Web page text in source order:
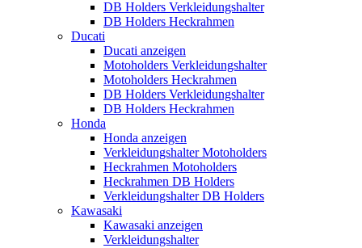
DB Holders Verkleidungshalter
DB Holders Heckrahmen
Ducati
Ducati anzeigen
Motoholders Verkleidungshalter
Motoholders Heckrahmen
DB Holders Verkleidungshalter
DB Holders Heckrahmen
Honda
Honda anzeigen
Verkleidungshalter Motoholders
Heckrahmen Motoholders
Heckrahmen DB Holders
Verkleidungshalter DB Holders
Kawasaki
Kawasaki anzeigen
Verkleidungshalter